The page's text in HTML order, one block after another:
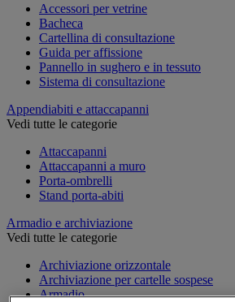
Accessori per vetrine
Bacheca
Cartellina di consultazione
Guida per affissione
Pannello in sughero e in tessuto
Sistema di consultazione
Appendiabiti e attaccapanni
Vedi tutte le categorie
Attaccapanni
Attaccapanni a muro
Porta-ombrelli
Stand porta-abiti
Armadio e archiviazione
Vedi tutte le categorie
Archiviazione orizzontale
Archiviazione per cartelle sospese
Armadio